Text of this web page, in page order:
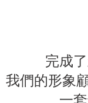
完成
我們的形象